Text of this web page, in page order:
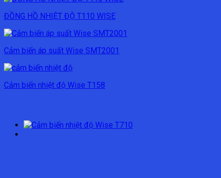
ĐỒNG HỒ NHIỆT ĐỘ T110 WISE
Cảm biến áp suất Wise SMT2001
Cảm biến nhiệt độ Wise T158